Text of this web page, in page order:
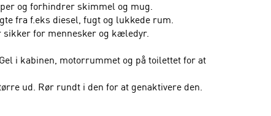
og forhindrer skimmel og mug.
fra f.eks diesel, fugt og lukkede rum.
sikker for mennesker og kæledyr.
i kabinen, motorrummet og på toilettet for at
ud. Rør rundt i den for at genaktivere den.